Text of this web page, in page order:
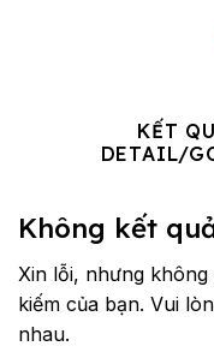
KẾT
DETAIL/
Không kết
Xin lỗi, nhưng
kiếm của bạn. Vui
nhau.